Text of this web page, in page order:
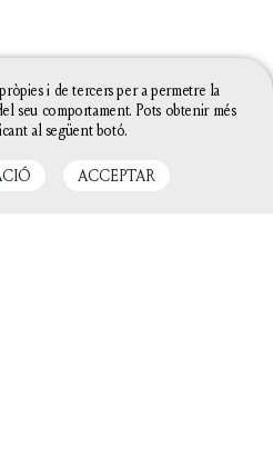
i de tercers per a permetre la
seu comportament. Pots obtenir més
al següent botó.
ACCEPTAR